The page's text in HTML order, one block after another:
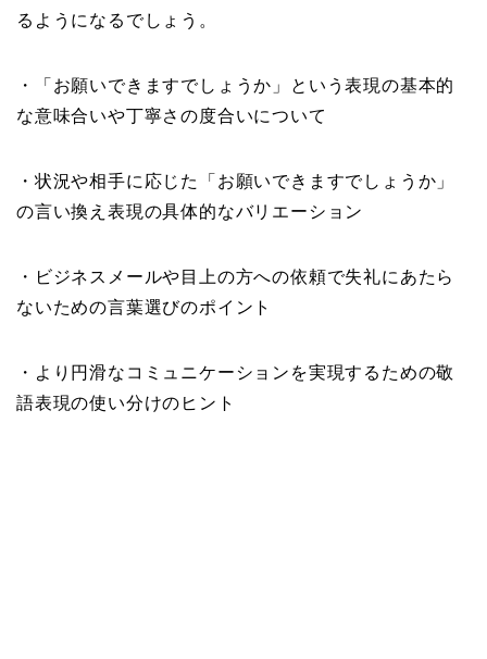
るようになるでしょう。
・「お願いできますでしょうか」という表現の基本的
な意味合いや丁寧さの度合いについて
・状況や相手に応じた「お願いできますでしょうか」
の言い換え表現の具体的なバリエーション
・ビジネスメールや目上の方への依頼で失礼にあたら
ないための言葉選びのポイント
・より円滑なコミュニケーションを実現するための敬
語表現の使い分けのヒント